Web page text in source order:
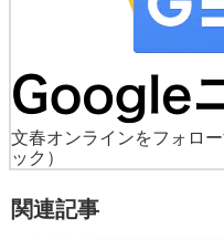
文春オンラインをフォロ
ック）
関連記事